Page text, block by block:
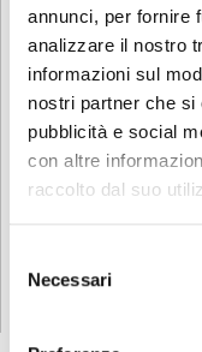
annunci, per fornire
analizzare il nostro
informazioni sul
nostri partner che si
pubblicità e social
con altre
raccolto dal suo
delNecessari